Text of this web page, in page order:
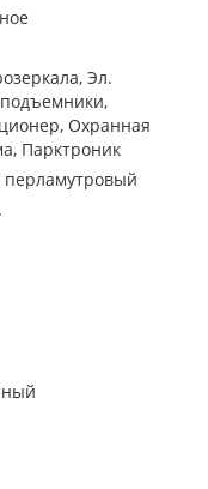
Эл.
Охранная
Парктроник